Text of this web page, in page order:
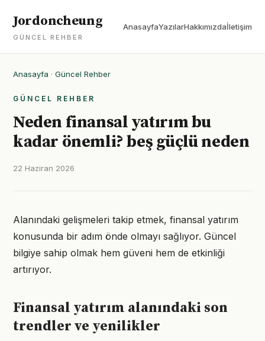
Jordoncheung
GÜNCEL REHBER
AnasayfaYazılarHakkımızdaİletişim
Anasayfa · Güncel Rehber
GÜNCEL REHBER
Neden finansal yatırım bu
kadar önemli? beş güçlü neden
22 Haziran 2026
Alanındaki gelişmeleri takip etmek, finansal yatırım
konusunda bir adım önde olmayı sağlıyor. Güncel
bilgiye sahip olmak hem güveni hem de etkinliği
artırıyor.
Finansal yatırım alanındaki son
trendler ve yenilikler